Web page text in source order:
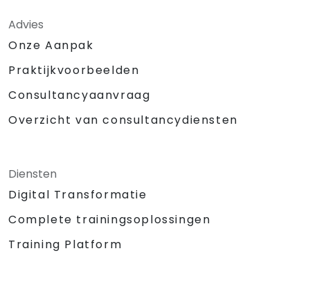
Advies
Onze Aanpak
Praktijkvoorbeelden
Consultancyaanvraag
Overzicht van consultancydiensten
Diensten
Digital Transformatie
Complete trainingsoplossingen
Training Platform